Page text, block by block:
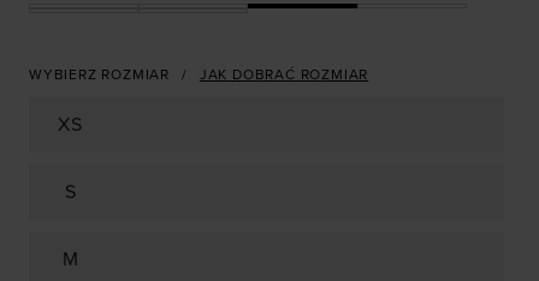
WYBIERZ ROZMIAR JAK DOBRAĆ ROZMIAR
XS
S
M